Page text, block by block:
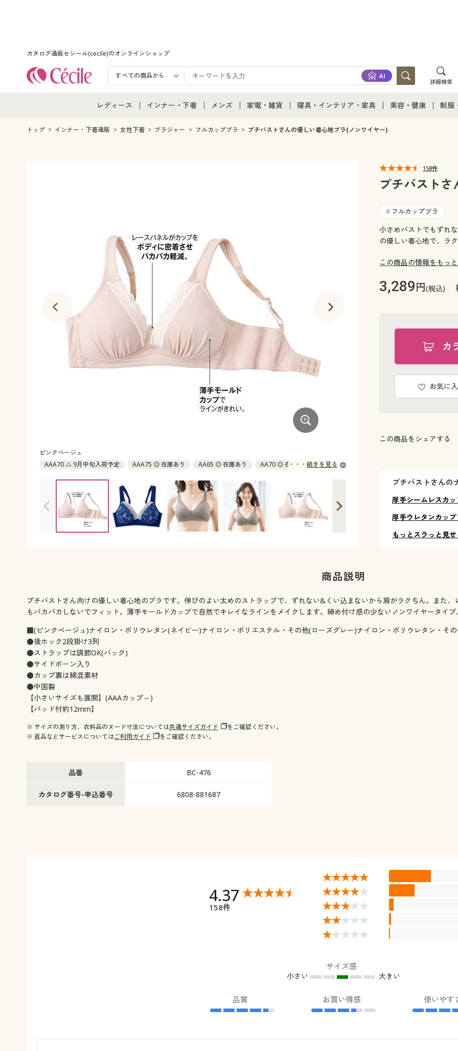
カタログ通販セシール(cecile)のオンラインショップ
詳細検索
レディース
レディース通販すべて
インナー・下着
インナー・下着通販すべて
メンズ
メンズ通販すべて
家電・雑貨
家電・雑貨すべて
寝具・インテリア・家具
寝具・インテリア・家具通販すべて
カーテン・ラグ・ファブリック
美容・健康 制服
ジュ
トップ インナー・下着通販 女性下着 ブラジャー フルカップブラ プチバストさんの優しい着心地ブラ(ノンワイヤー)
ピンクベージュ
AAA70 △ 9月中旬入荷予定
AAA75 ◎ 在庫あり AA65 ◎ 在庫あり
AA70 ◎ 在庫あり
B70 △ 9月中旬入荷予定 B75 △ 9月中旬入荷予定
続きを見る
158件
プチバスト
# フルカップブラ
小さめバストでもずれ
の優しい着心地で、ラ
この商品の情報をもっ
3,289円(税込)
カ
お気に
この商品をシェアする
プチバストさんの
厚手シームレスカッ
厚手ウレタンカップ
もっとスラっと見せ
商品説明
プチバストさん向けの優しい着心地のブラです。伸びのよい太めのストラップで、ずれない&くい込まないから肩がラクちん。また
もパカパカしないでフィット。薄手モールドカップで自然でキレイなラインをメイクします。締め付け感の少ないノンワイヤータイプ。
■(ピンクベージュ)ナイロン・ポリウレタン(ネイビー)ナイロン・ポリエステル・その他(ローズグレー)ナイロン・ポリウレタン・そ
●後ホック2段掛け3列
●ストラップは調節OK(バック)
●サイドボーン入り
●カップ裏は綿混素材
●中国製
【小さいサイズも展開】(AAAカップ～)
【パッド付約12mm】
※ サイズの測り方、衣料品のヌード寸法については共通サイズガイド
をご確認ください。
※ 返品などサービスについてはご利用ガイド をご確認ください。
品番 BC-476
カタログ番号-申込番号 6808-881687
4.37
158件
サイズ感
小さい 大きい
品質 お買い得感 使いやす